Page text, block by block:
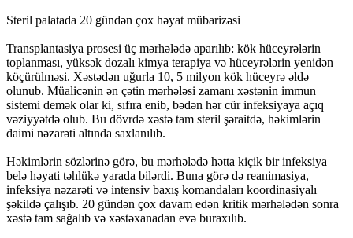
Steril palatada 20 gündən çox həyat mübarizəsi
Transplantasiya prosesi üç mərhələdə aparılıb: kök hüceyrələrin
toplanması, yüksək dozalı kimya terapiya və hüceyrələrin yenidən
köçürülməsi. Xəstədən uğurla 10, 5 milyon kök hüceyrə əldə
olunub. Müalicənin ən çətin mərhələsi zamanı xəstənin immun
sistemi demək olar ki, sıfıra enib, bədən hər cür infeksiyaya açıq
vəziyyətdə olub. Bu dövrdə xəstə tam steril şəraitdə, həkimlərin
daimi nəzarəti altında saxlanılıb.
Həkimlərin sözlərinə görə, bu mərhələdə hətta kiçik bir infeksiya
belə həyati təhlükə yarada bilərdi. Buna görə də reanimasiya,
infeksiya nəzarəti və intensiv baxış komandaları koordinasiyalı
şəkildə çalışıb. 20 gündən çox davam edən kritik mərhələdən sonra
xəstə tam sağalıb və xəstəxanadan evə buraxılıb.